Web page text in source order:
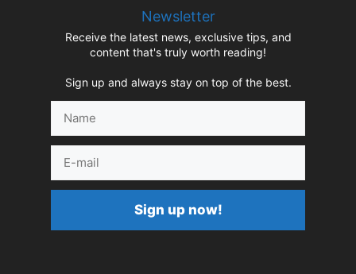
Newsletter
Receive the latest news, exclusive tips, and
content that's truly worth reading!
Sign up and always stay on top of the best.
mail
Sign up now!